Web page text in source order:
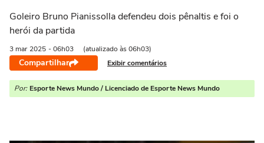
Goleiro Bruno Pianissolla defendeu dois pênaltis e foi o
herói da partida
3 mar 2025 - 06h03 (atualizado às 06h03)
Compartilhar Exibir comentários
Por: Esporte News Mundo / Licenciado de Esporte News Mundo